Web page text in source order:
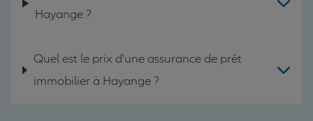
Hayange ?
Quel est le prix d'une assurance de prêt
immobilier à Hayange ?